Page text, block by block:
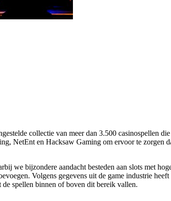
collectie van meer dan 3.500 casinospellen
NetEnt en Hacksaw Gaming om ervoor te zorgen
we bijzondere aandacht besteden aan slots met
Volgens gegevens uit de game industrie
spellen binnen of boven dit bereik vallen.